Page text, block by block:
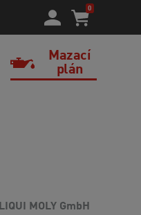
0
Mazací
plán
LIQUI MOLY GmbH